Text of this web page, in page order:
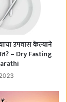
उपवास केल्याने
– Dry Fasting